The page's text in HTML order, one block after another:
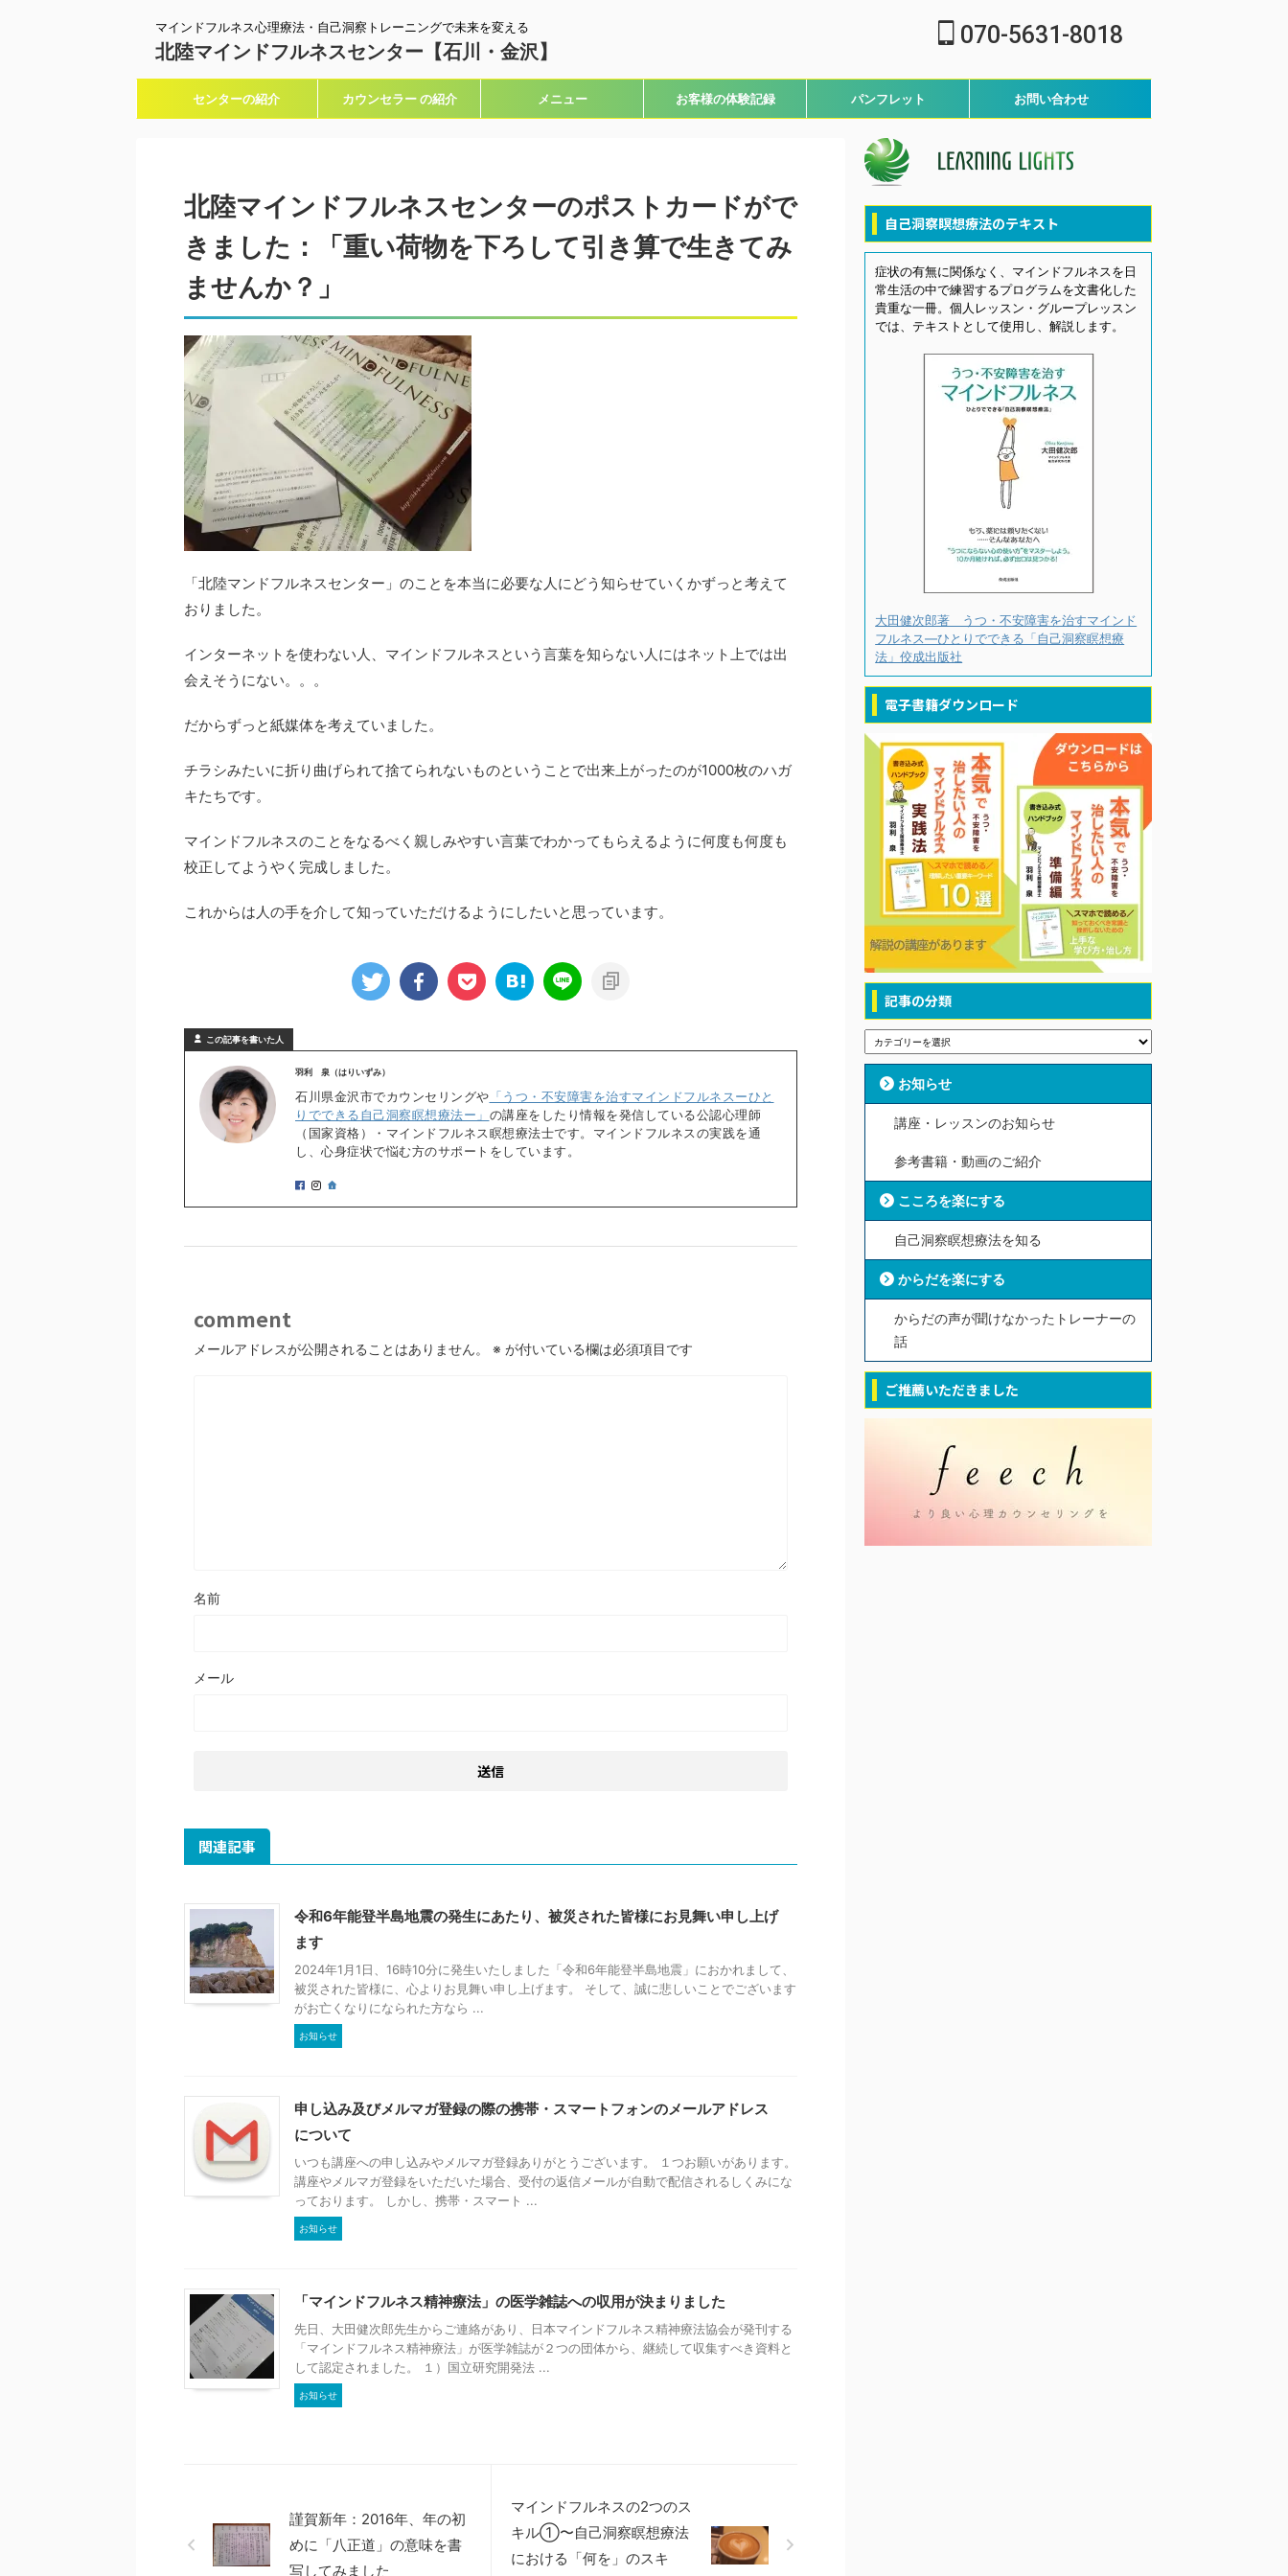
マインドフルネス心理療法・自己洞察トレーニングで未来を変える
北陸マインドフルネスセンター【石川・金沢】
070-5631-8018
センターの紹介 カウンセラー の紹介 メニュー お客様の体験記録 パンフレット お問い合わせ
北陸マインドフルネスセンターのポストカードがで
きました：「重い荷物を下ろして引き算で生きてみ
ませんか？」
「北陸マンドフルネスセンター」のことを本当に必要な人にどう知らせていくかずっと考えて
おりました。
インターネットを使わない人、マインドフルネスという言葉を知らない人にはネット上では出
会えそうにない。。。
だからずっと紙媒体を考えていました。
チラシみたいに折り曲げられて捨てられないものということで出来上がったのが1000枚のハガ
キたちです。
マインドフルネスのことをなるべく親しみやすい言葉でわかってもらえるように何度も何度も
校正してようやく完成しました。
これからは人の手を介して知っていただけるようにしたいと思っています。
この記事を書いた人
羽利 泉（はりいずみ）
石川県金沢市でカウンセリングや 「うつ・不安障害を治すマインドフルネスーひと
りでできる自己洞察瞑想療法ー」 の講座をしたり情報を発信している公認心理師
（国家資格）・マインドフルネス瞑想療法士です。マインドフルネスの実践を通
し、心身症状で悩む方のサポートをしています。
comment
メールアドレスが公開されることはありません。 ※ が付いている欄は必須項目です
名前
メール
関連記事
令和6年能登半島地震の発生にあたり、被災された皆様にお見舞い申し上げ
ます
2024年1月1日、16時10分に発生いたしました「令和6年能登半島地震」におかれまして、
被災された皆様に、心よりお見舞い申し上げます。 そして、誠に悲しいことでございます
がお亡くなりになられた方なら ...
お知らせ
申し込み及びメルマガ登録の際の携帯・スマートフォンのメールアドレス
について
いつも講座への申し込みやメルマガ登録ありがとうございます。 １つお願いがあります。
講座やメルマガ登録をいただいた場合、受付の返信メールが自動で配信されるしくみにな
っております。 しかし、携帯・スマート ...
お知らせ
「マインドフルネス精神療法」の医学雑誌への収用が決まりました
先日、大田健次郎先生からご連絡があり、日本マインドフルネス精神療法協会が発刊する
「マインドフルネス精神療法」が医学雑誌が２つの団体から、継続して収集すべき資料と
して認定されました。 １）国立研究開発法 ...
お知らせ
謹賀新年：2016年、年の初
めに「八正道」の意味を書
写してみました
マインドフルネスの2つのス
キル①〜自己洞察瞑想療法
における「何を」のスキ
自己洞察瞑想療法のテキスト
症状の有無に関係なく、マインドフルネスを日
常生活の中で練習するプログラムを文書化した
貴重な一冊。個人レッスン・グループレッスン
では、テキストとして使用し、解説します。
大田健次郎著 うつ・不安障害を治すマインド
フルネス―ひとりでできる「自己洞察瞑想療
法」佼成出版社
電子書籍ダウンロード
記事の分類
お知らせ
講座・レッスンのお知らせ
参考書籍・動画のご紹介
こころを楽にする
自己洞察瞑想療法を知る
からだを楽にする
からだの声が聞けなかったトレーナーの
話
ご推薦いただきました